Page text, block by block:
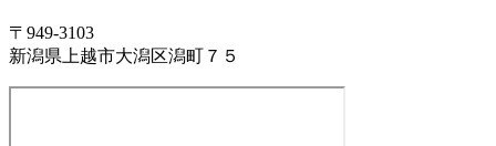
〒949-3103
新潟県上越市大潟区潟町７５